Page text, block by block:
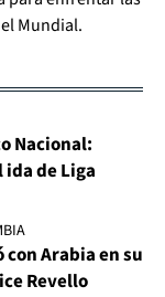
Mundial.
Nacional:
de Liga
Arabia en su
Revello